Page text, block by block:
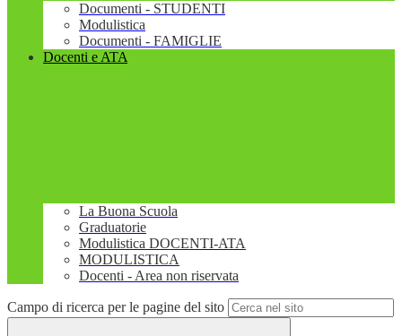
Documenti - STUDENTI
Modulistica
Documenti - FAMIGLIE
Docenti e ATA
La Buona Scuola
Graduatorie
Modulistica DOCENTI-ATA
MODULISTICA
Docenti - Area non riservata
Campo di ricerca per le pagine del sito